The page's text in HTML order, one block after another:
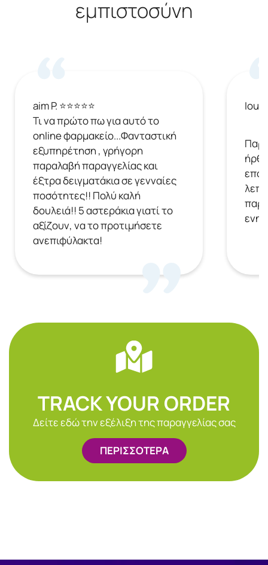
εμπιστοσύνη
aim P. ⭐⭐⭐⭐⭐
Τι να πρώτο πω για αυτό το
online φαρμακείο...Φανταστική
εξυπηρέτηση , γρήγορη
παραλαβή παραγγελίας και
έξτρα δειγματάκια σε γενναίες
ποσότητες!! Πολύ καλή
δουλειά!! 5 αστεράκια γιατί το
αξίζουν, να το προτιμήσετε
ανεπιφύλακτα!
Ioulia
TRACK YOUR ORDER
Δείτε εδώ την εξέλιξη της παραγγελίας σας
ΠΕΡΙΣΣΟΤΕΡΑ